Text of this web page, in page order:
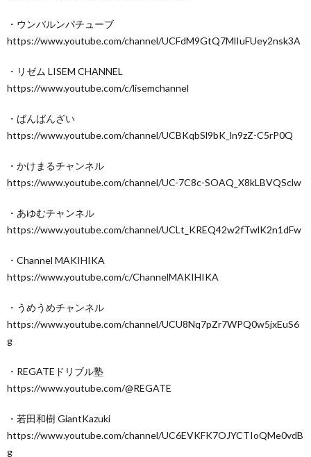
・ウンパルンパチューブ
https://www.youtube.com/channel/UCFdM9GtQ7MlIuFUey2nsk3A
・リゼム LISEM CHANNEL
https://www.youtube.com/c/lisemchannel
・ばんばんざい
https://www.youtube.com/channel/UCBKqbSl9bK_ln9zZ-C5rP0Q
・かけまるチャンネル
https://www.youtube.com/channel/UC-7C8c-SOAQ_X8kLBVQSclw
・あゆむチャンネル
https://www.youtube.com/channel/UCLt_KREQ42w2fTwlK2n1dFw
・Channel MAKIHIKA
https://www.youtube.com/c/ChannelMAKIHIKA
・うめうめチャンネル
https://www.youtube.com/channel/UCU8Nq7pZr7WPQ0w5jxEuS6
g
・REGATEドリブル塾
https://www.youtube.com/@REGATE
・若田和樹 GiantKazuki
https://www.youtube.com/channel/UC6EVKFK7OJYCTIoQMe0vdB
g